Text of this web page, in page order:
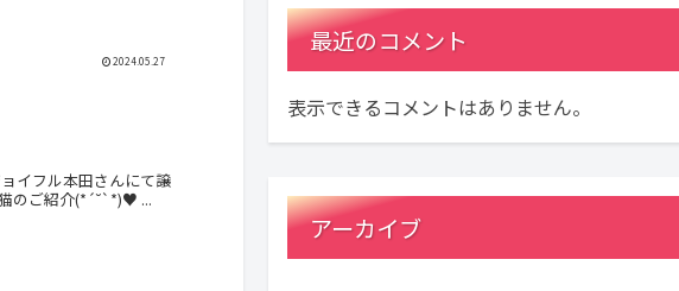
2024.05.27
イフル本田さんにて譲
のご紹介(*´˘`*)♥ ...
最近のコメント
表示できるコメントはありません。
アーカイブ